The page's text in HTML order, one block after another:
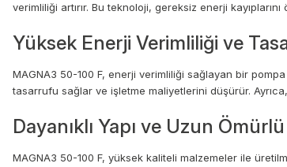
verimliliği artırır. Bu teknoloji, gereksiz enerji
Yüksek Enerji Verimliliği ve
MAGNA3 50-100 F, enerji verimliliği sağlayan bir
tasarrufu sağlar ve işletme maliyetlerini düşürür.
Dayanıklı Yapı ve Uzun
MAGNA3 50-100 F, yüksek kaliteli malzemeler ile